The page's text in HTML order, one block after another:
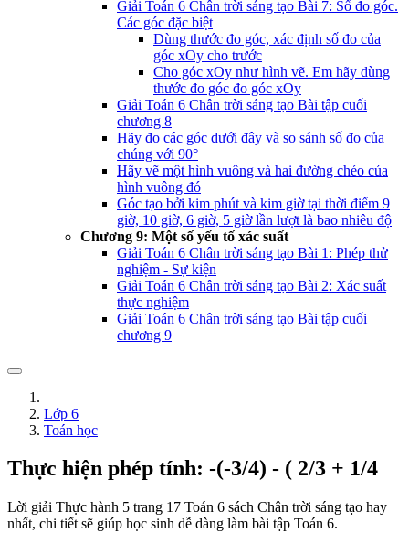
Giải Toán 6 Chân trời sáng tạo Bài 7: Số đo góc.
Các góc đặc biệt
Dùng thước đo góc, xác định số đo của
góc xOy cho trước
Cho góc xOy như hình vẽ. Em hãy dùng
thước đo góc đo góc xOy
Giải Toán 6 Chân trời sáng tạo Bài tập cuối
chương 8
Hãy đo các góc dưới đây và so sánh số đo của
chúng với 90°
Hãy vẽ một hình vuông và hai đường chéo của
hình vuông đó
Góc tạo bởi kim phút và kim giờ tại thời điểm 9
giờ, 10 giờ, 6 giờ, 5 giờ lần lượt là bao nhiêu độ
Chương 9: Một số yếu tố xác suất
Giải Toán 6 Chân trời sáng tạo Bài 1: Phép thử
nghiệm - Sự kiện
Giải Toán 6 Chân trời sáng tạo Bài 2: Xác suất
thực nghiệm
Giải Toán 6 Chân trời sáng tạo Bài tập cuối
chương 9
Lớp 6
Toán học
Thực hiện phép tính: -(-3/4) - ( 2/3 + 1/4
Lời giải Thực hành 5 trang 17 Toán 6 sách Chân trời sáng tạo hay
nhất, chi tiết sẽ giúp học sinh dễ dàng làm bài tập Toán 6.